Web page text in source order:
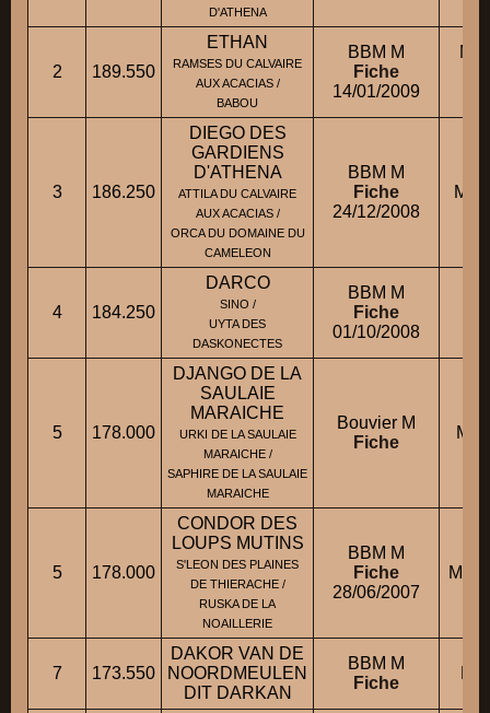
D'ATHENA
2 189.550
ETHAN
RAMSES DU CALVAIRE
AUX ACACIAS /
BABOU
BBM M
Fiche
14/01/2009
3 186.250
DIEGO DES
GARDIENS
D'ATHENA
ATTILA DU CALVAIRE
AUX ACACIAS /
ORCA DU DOMAINE DU
CAMELEON
BBM M
Fiche
24/12/2008
M.
4 184.250
DARCO
SINO /
UYTA DES
DASKONECTES
BBM M
Fiche
01/10/2008
5 178.000
DJANGO DE LA
SAULAIE
MARAICHE
URKI DE LA SAULAIE
MARAICHE /
SAPHIRE DE LA SAULAIE
MARAICHE
Bouvier M
Fiche
M.
5 178.000
CONDOR DES
LOUPS MUTINS
S'LEON DES PLAINES
DE THIERACHE /
RUSKA DE LA
NOAILLERIE
BBM M
Fiche
28/06/2007
M.
7 173.550
DAKOR VAN DE
NOORDMEULEN
DIT DARKAN
BBM M
Fiche